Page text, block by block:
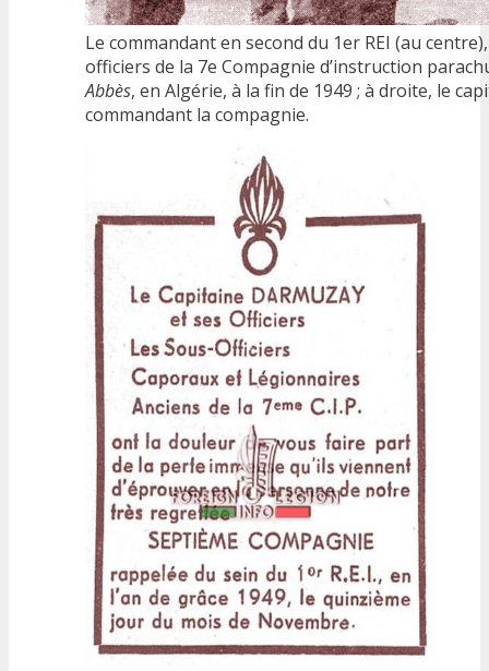
Le commandant en second du 1er REI (au
officiers de la 7e Compagnie d’instruction
Abbès, en Algérie, à la fin de 1949 ; à droite, le
commandant la compagnie.